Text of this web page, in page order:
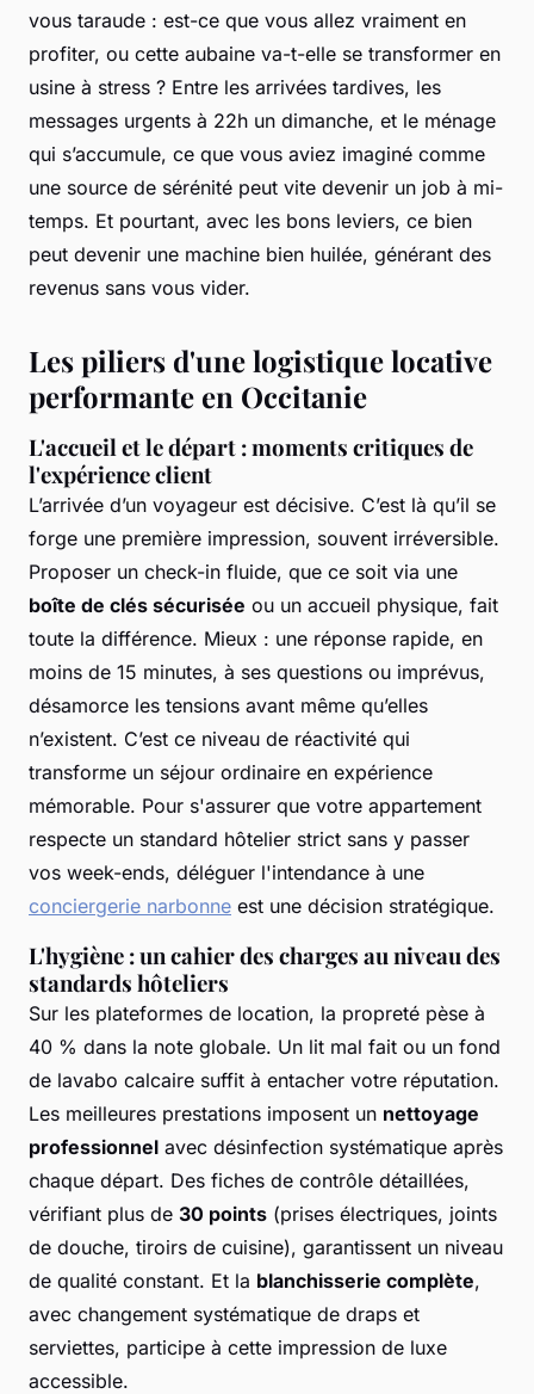
vous taraude : est-ce que vous allez vraiment en
profiter, ou cette aubaine va-t-elle se transformer en
usine à stress ? Entre les arrivées tardives, les
messages urgents à 22h un dimanche, et le ménage
qui s’accumule, ce que vous aviez imaginé comme
une source de sérénité peut vite devenir un job à mi-
temps. Et pourtant, avec les bons leviers, ce bien
peut devenir une machine bien huilée, générant des
revenus sans vous vider.
Les piliers d'une logistique locative
performante en Occitanie
L'accueil et le départ : moments critiques de
l'expérience client
L’arrivée d’un voyageur est décisive. C’est là qu’il se
forge une première impression, souvent irréversible.
Proposer un check-in fluide, que ce soit via une
boîte de clés sécurisée ou un accueil physique, fait
toute la différence. Mieux : une réponse rapide, en
moins de 15 minutes, à ses questions ou imprévus,
désamorce les tensions avant même qu’elles
n’existent. C’est ce niveau de réactivité qui
transforme un séjour ordinaire en expérience
mémorable. Pour s'assurer que votre appartement
respecte un standard hôtelier strict sans y passer
vos week-ends, déléguer l'intendance à une
conciergerie narbonne est une décision stratégique.
L'hygiène : un cahier des charges au niveau des
standards hôteliers
Sur les plateformes de location, la propreté pèse à
40 % dans la note globale. Un lit mal fait ou un fond
de lavabo calcaire suffit à entacher votre réputation.
Les meilleures prestations imposent un nettoyage
professionnel avec désinfection systématique après
chaque départ. Des fiches de contrôle détaillées,
vérifiant plus de 30 points (prises électriques, joints
de douche, tiroirs de cuisine), garantissent un niveau
de qualité constant. Et la blanchisserie complète,
avec changement systématique de draps et
serviettes, participe à cette impression de luxe
accessible.